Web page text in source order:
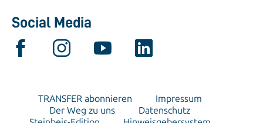
Social Media
TRANSFER abonnieren
Impressum
Der Weg zu uns
Datenschutz